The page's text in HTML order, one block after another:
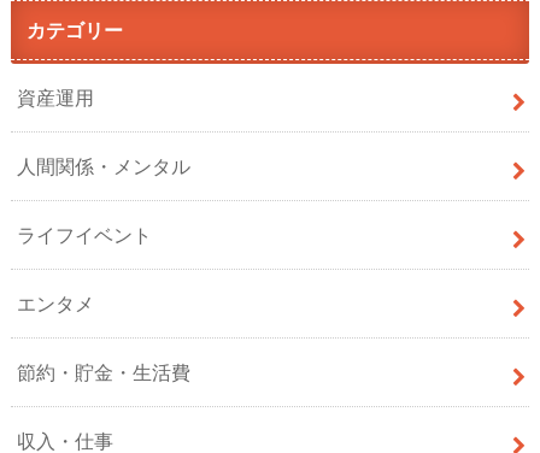
カテゴリー
資産運用
人間関係・メンタル
ライフイベント
エンタメ
節約・貯金・生活費
収入・仕事